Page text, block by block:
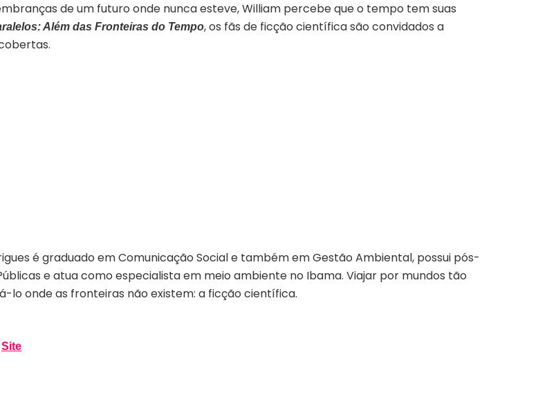
de um futuro onde nunca esteve, William percebe que o tempo tem suas
Além das Fronteiras do Tempo, os fãs de ficção científica são convidados a
é graduado em Comunicação Social e também em Gestão Ambiental, possui pós-
e atua como especialista em meio ambiente no Ibama. Viajar por mundos tão
lo onde as fronteiras não existem: a ficção científica.
Site